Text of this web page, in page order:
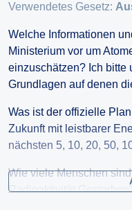
Verwendetes Gesetz:
Welche Informationen
Ministerium vor um
einzuschätzen? Ich bitte
Grundlagen auf denen
Was ist der offizielle
Zukunft mit leistbarer
nächsten 5, 10, 20, 50,
Wie viele Menschen
Radioaktivität